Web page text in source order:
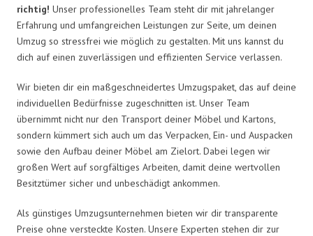
richtig! Unser professionelles Team steht dir mit jahrelanger
Erfahrung und umfangreichen Leistungen zur Seite, um deinen
Umzug so stressfrei wie möglich zu gestalten. Mit uns kannst du
dich auf einen zuverlässigen und effizienten Service verlassen.
Wir bieten dir ein maßgeschneidertes Umzugspaket, das auf deine
individuellen Bedürfnisse zugeschnitten ist. Unser Team
übernimmt nicht nur den Transport deiner Möbel und Kartons,
sondern kümmert sich auch um das Verpacken, Ein- und Auspacken
sowie den Aufbau deiner Möbel am Zielort. Dabei legen wir
großen Wert auf sorgfältiges Arbeiten, damit deine wertvollen
Besitztümer sicher und unbeschädigt ankommen.
Als günstiges Umzugsunternehmen bieten wir dir transparente
Preise ohne versteckte Kosten. Unsere Experten stehen dir zur